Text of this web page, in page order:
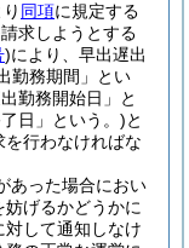
同項に規定する
求しようとする
)により、早出遅出
勤務期間」とい
勤務開始日」と
日」という。)と
行わなければな
あった場合におい
げるかどうかに
して通知しなけ